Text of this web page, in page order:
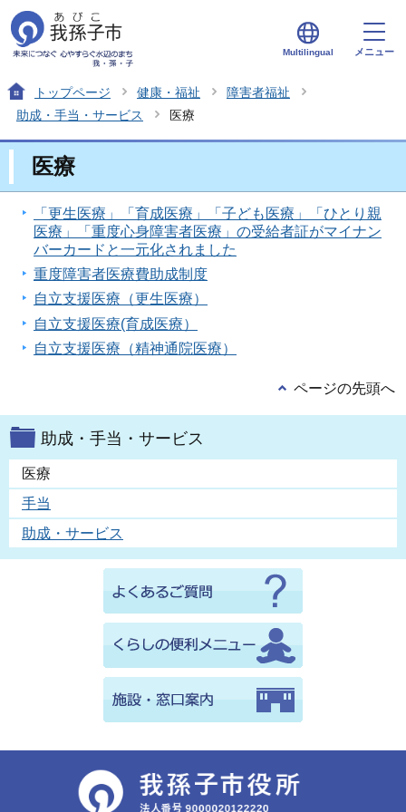
Multilingual メニュー
トップページ 健康・福祉
障害者福祉
助成・手当・サービス
医療
医療
「更生医療」「育成医療」「子ども医療」「ひとり親
医療」「重度心身障害者医療」の受給者証がマイナン
バーカードと一元化されました
重度障害者医療費助成制度
自立支援医療（更生医療）
自立支援医療(育成医療）
自立支援医療（精神通院医療）
ページの先頭へ
助成・手当・サービス
医療
手当
助成・サービス